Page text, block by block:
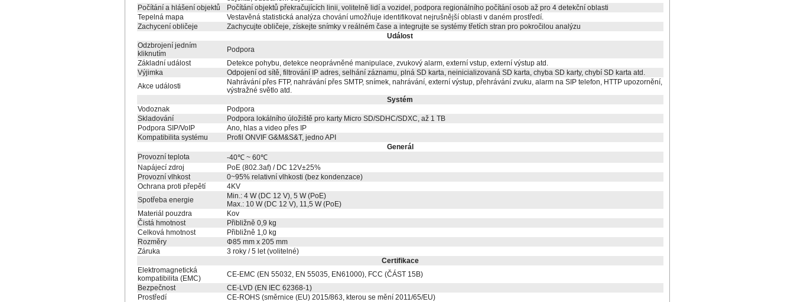
Počítání a hlášení objektů
Počítání objektů překračujících linii, volitelně lidí a vozidel, podpora regionálního počítání osob až pro 4 detekční oblasti
Tepelná mapa
Vestavěná statistická analýza chování umožňuje identifikovat nejrušnější oblasti v daném prostředí.
Zachycení obličeje
Zachycujte obličeje, získejte snímky v reálném čase a integrujte se systémy třetích stran pro pokročilou analýzu
Událost
Odzbrojení jedním
kliknutím
Podpora
Základní událost
Detekce pohybu, detekce neoprávněné manipulace, zvukový alarm, externí vstup, externí výstup atd.
Výjimka
Odpojení od sítě, filtrování IP adres, selhání záznamu, plná SD karta, neinicializovaná SD karta, chyba SD karty, chybí SD karta atd.
Akce události
Nahrávání přes FTP, nahrávání přes SMTP, snímek, nahrávání, externí výstup, přehrávání zvuku, alarm na SIP telefon, HTTP upozornění,
výstražné světlo atd.
Systém
Vodoznak
Podpora
Skladování
Podpora lokálního úložiště pro karty Micro SD/SDHC/SDXC, až 1 TB
Podpora SIP/VoIP
Ano, hlas a video přes IP
Kompatibilita systému
Profil ONVIF G&M&S&T, jedno API
Generál
Provozní teplota
-40℃ ~ 60℃
Napájecí zdroj
PoE (802.3af) / DC 12V±25%
Provozní vlhkost
0~95% relativní vlhkosti (bez kondenzace)
Ochrana proti přepětí
4KV
Spotřeba energie
Min.: 4 W (DC 12 V), 5 W (PoE)
Max.: 10 W (DC 12 V), 11,5 W (PoE)
Materiál pouzdra
Kov
Čistá hmotnost
Přibližně 0,9 kg
Celková hmotnost
Přibližně 1,0 kg
Rozměry
Φ85 mm x 205 mm
Záruka
3 roky / 5 let (volitelné)
Certifikace
Elektromagnetická
kompatibilita (EMC)
CE-EMC (EN 55032, EN 55035, EN61000), FCC (ČÁST 15B)
Bezpečnost
CE-LVD (EN IEC 62368-1)
Prostředí
CE-ROHS (směrnice (EU) 2015/863, kterou se mění 2011/65/EU)